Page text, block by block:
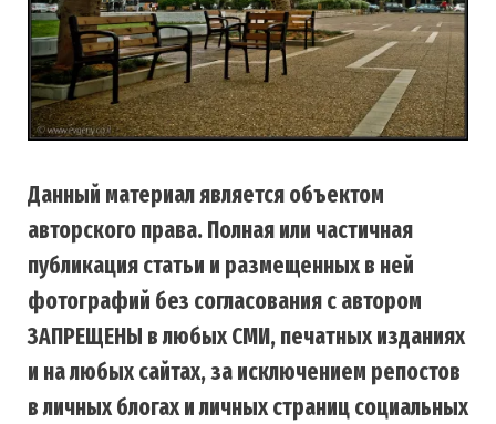
Данный материал является объектом
авторского права. Полная или частичная
публикация статьи и размещенных в ней
фотографий без согласования с автором
ЗАПРЕЩЕНЫ в любых СМИ, печатных изданиях
и на любых сайтах, за исключением репостов
в личных блогах и личных страниц социальных